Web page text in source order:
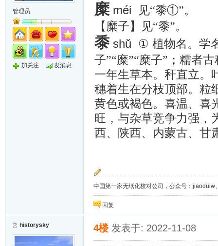
管理员
加关注 发消息
糜 méi
见“黍①”。
【糜子】见“黍”。
黍 shǔ ① 植物名。学
子”“糜”“糜子”；糯者
一年生草本。秆直立。
穗着生在分枝顶部。粒
黄色或褐色。喜温、喜
旺，与杂草竞争力强，
西、陕西、内蒙古、
中国第一家无纸化校对公司，公众号：
回复
historysky 4楼 发表于: 2022-11-08